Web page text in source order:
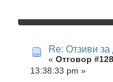
Re: Отзиви
« Отговор
13:38:33 pm »